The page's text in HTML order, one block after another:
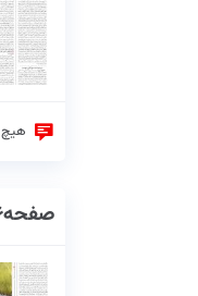
هیچ
صفحه16_09اردیبهشت1404